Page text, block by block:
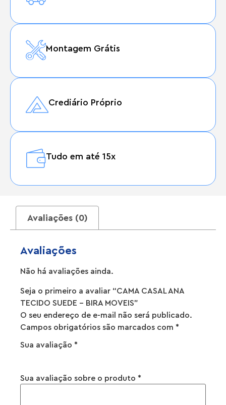
Montagem Grátis
Crediário Próprio
Tudo em até 15x
Avaliações (0)
Avaliações
Não há avaliações ainda.
Seja o primeiro a avaliar “CAMA CASAL ANA
TECIDO SUEDE – BIRA MOVEIS”
O seu endereço de e-mail não será publicado.
Campos obrigatórios são marcados com *
Sua avaliação *
Sua avaliação sobre o produto *